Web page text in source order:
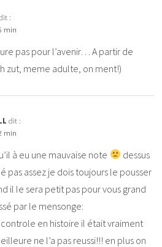
:
min
pas pour l’avenir… A partir de
zut, meme adulte, on ment!)
dit :
min
à eu une mauvaise note
dessus
pas assez je dois toujours le pousser
il le sera petit pas pour vous grand
par le mensonge:
controle en histoire il était vraiment
ne l’a pas reussi!!! en plus on